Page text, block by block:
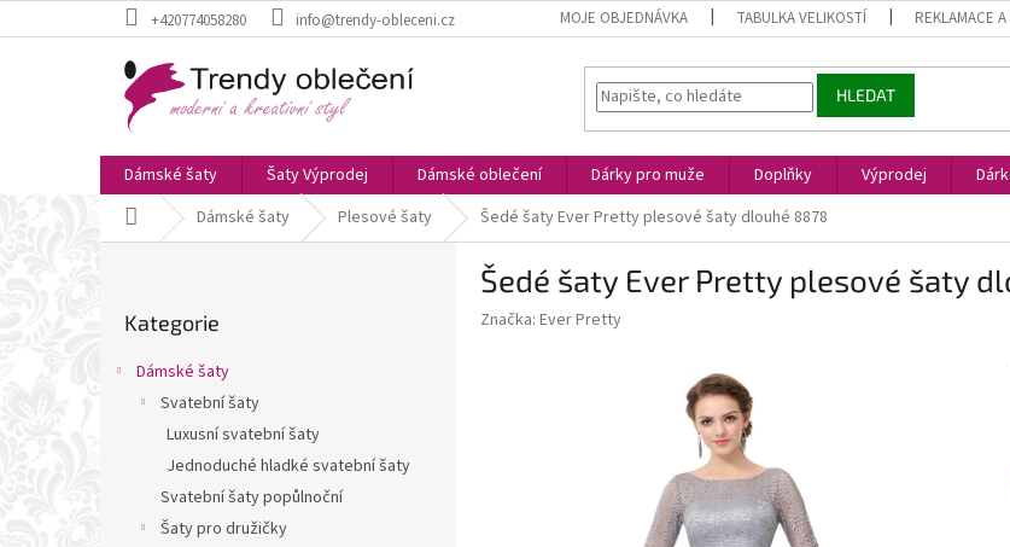
na
+420774058280 info@trendy-obleceni.cz MOJE OBJEDNÁVKA TABULKA VELIKOSTÍ REKLAMACE A
HLEDAT
Dámské šaty Šaty Výprodej Dámské oblečení Dárky pro muže Doplňky Výprodej
Domů Dámské šaty Plesové šaty Šedé šaty Ever Pretty plesové šaty dlouhé 8878
kategorie
Kategorie
Dámské šaty
Svatební šaty
Luxusní svatební šaty
Jednoduché hladké svatební šaty
Svatební šaty popůlnoční
Šaty pro družičky
Šedé šaty Ever Pretty plesové šaty
Značka: Ever Pretty